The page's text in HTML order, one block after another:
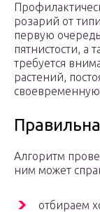
розарий от
первую
пятнистости, а
требуется
растений,
Алгоритм
ним может
отбираем